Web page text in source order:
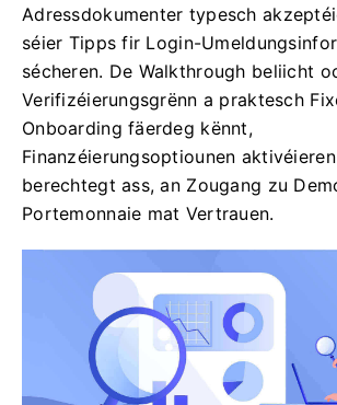
Adressdokumenter typesch
séier Tipps fir Login-
sécheren. De Walkthrough beliicht
Verifizéierungsgrënn a praktesch
Onboarding fäerdeg kënnt,
Finanzéierungsoptiounen
berechtegt ass, an Zougang zu
Portemonnaie mat Vertrauen.